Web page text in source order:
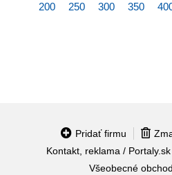
200 250 300 350
Pridať firmu
Kontakt, reklama / Portaly.sk
Všeobecné